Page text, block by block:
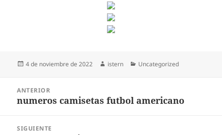
Publicado
4 de noviembre de 2022 Autor
istern Categorías
Uncategorized
entradas
ANTERIOR
Entrada
numeros camisetas futbol americano
SIGUIENTE